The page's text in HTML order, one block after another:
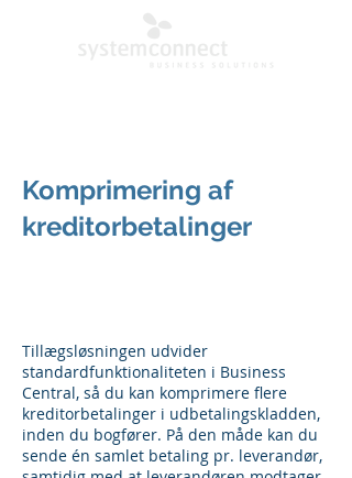
Komprimering af
kreditorbetalinger
Tillægsløsningen udvider
standardfunktionaliteten i Business
Central, så du kan komprimere flere
kreditorbetalinger i udbetalingskladden,
inden du bogfører. På den måde kan du
sende én samlet betaling pr. leverandør,